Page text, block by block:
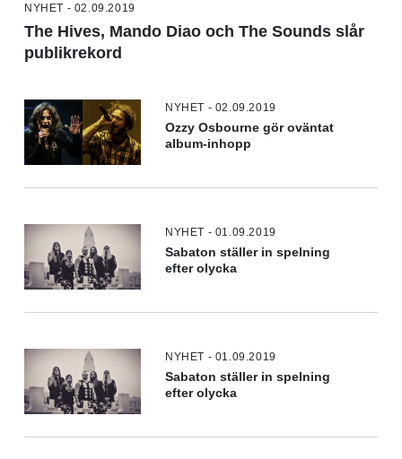
NYHET - 02.09.2019
The Hives, Mando Diao och The Sounds slår
publikrekord
NYHET - 02.09.2019
Ozzy Osbourne gör oväntat
album-inhopp
NYHET - 01.09.2019
Sabaton ställer in spelning
efter olycka
NYHET - 01.09.2019
Sabaton ställer in spelning
efter olycka